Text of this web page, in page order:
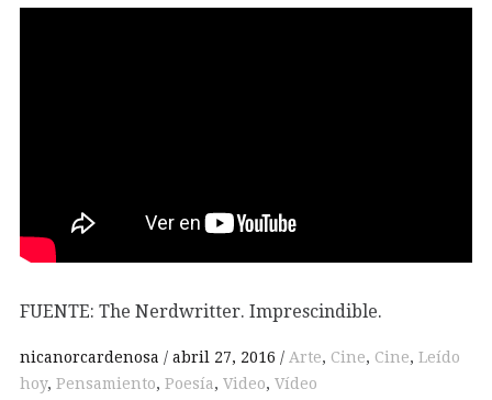
FUENTE: The Nerdwritter. Imprescindible.
nicanorcardenosa abril 27, 2016 Arte, Cine, Cine, Leído
hoy, Pensamiento, Poesía, Video, Vídeo